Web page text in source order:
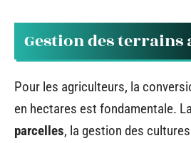
Gestion des terrains
Pour les agriculteurs, la
en hectares est fondamentale. La
parcelles, la gestion des